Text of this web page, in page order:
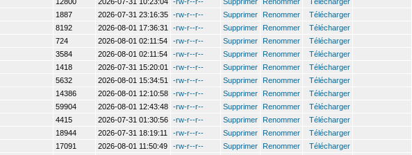
1887 2026-07-31 23:16:35 -rw-r--r-- Supprimer Renommer
Télécharger
8192 2026-08-01 17:36:31 -rw-r--r-- Supprimer Renommer
Télécharger
724 2026-08-01 02:11:54 -rw-r--r-- Supprimer Renommer
Télécharger
3584 2026-08-01 02:11:54 -rw-r--r-- Supprimer Renommer
Télécharger
1418 2026-07-31 15:20:01 -rw-r--r-- Supprimer Renommer
Télécharger
5632 2026-08-01 15:34:51 -rw-r--r-- Supprimer Renommer
Télécharger
14386 2026-08-01 12:10:58 -rw-r--r-- Supprimer Renommer
Télécharger
59904 2026-08-01 12:43:48 -rw-r--r-- Supprimer Renommer
Télécharger
4415 2026-07-31 01:30:56 -rw-r--r-- Supprimer Renommer
Télécharger
18944 2026-07-31 18:19:11 -rw-r--r-- Supprimer Renommer
Télécharger
17091 2026-08-01 11:50:49 -rw-r--r-- Supprimer Renommer Télécharger